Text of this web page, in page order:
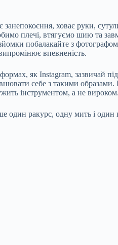
ховає руки,
плечі, втягуємо шию та
побалакайте з фотографом
впевненість.
як Instagram, зазвичай
себе з такими образами. Це
інструментом, а не
один ракурс, одну мить і